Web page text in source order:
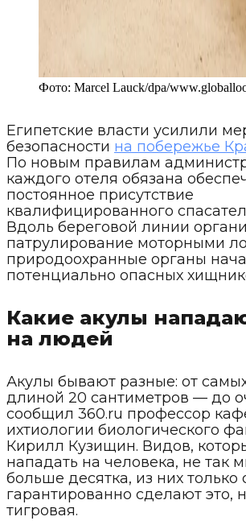
Фото: Marcel Lauck/dpa/
Египетские власти усилили
безопасности на побережье
По новым правилам
каждого отеля обязана
постоянное присутствие
квалифицированного
Вдоль береговой линии
патрулирование моторными
природоохранные органы
потенциально опасных
Какие акулы
на людей
Акулы бывают разные: от
длиной 20 сантиметров — до
сообщил 360.ru профессор
ихтиологии биологического
Кирилл Кузищин. Видов,
нападать на человека, не так
больше десятка, из них только
гарантированно сделают это,
тигровая.